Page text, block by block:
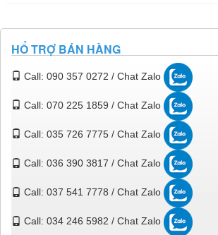
HỔ TRỢ BÁN HÀNG
Call: 090 357 0272 / Chat Zalo
Call: 070 225 1859 / Chat Zalo
Call: 035 726 7775 / Chat Zalo
Call: 036 390 3817 / Chat Zalo
Call: 037 541 7778 / Chat Zalo
Call: 034 246 5982 / Chat Zalo